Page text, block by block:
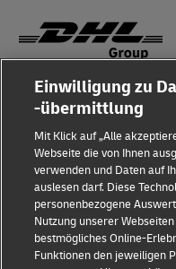
Betrugserkennung
Rechtliche Hinweise
Nutzungsbedingungen
Datenschutzhinweis
Barrierefreiheit
Einwilligung zu
-übermittlung
Mit Klick auf „Alle
Webseite die von Ihnen
verwenden und Daten auf
auslesen darf. Diese
personenbezogene
Nutzung unserer
bestmögliches Online-
Funktionen den jeweiligen